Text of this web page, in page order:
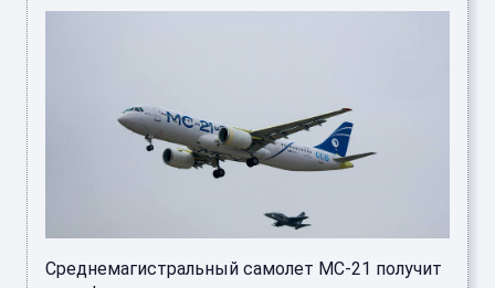
Среднемагистральный самолет МС-21 получит